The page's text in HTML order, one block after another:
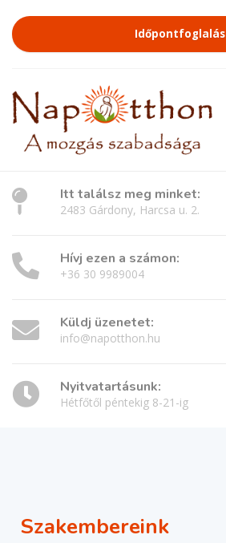
Időpontfoglalás
Itt találsz meg minket:
2483 Gárdony, Harcsa u. 2.
Hívj ezen a számon:
+36 30 9989004
Küldj üzenetet:
info@napotthon.hu
Nyitvatartásunk:
Hétfőtől péntekig 8-21-ig
Szakembereink